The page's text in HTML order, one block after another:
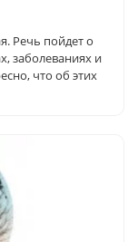
Речь пойдет о
заболеваниях и
что об этих